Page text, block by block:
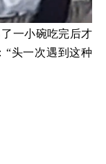
一小碗吃完后才
“头一次遇到这种